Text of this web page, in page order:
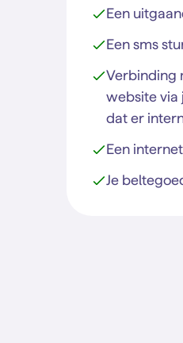
Een
Een sms
Verbinding
website via
dat er
Een
Je